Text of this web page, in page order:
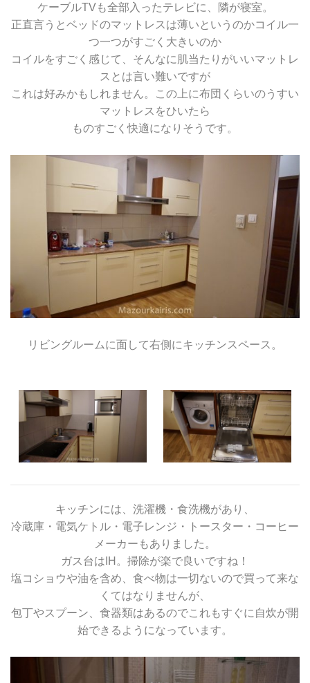
ケーブルTVも全部入ったテレビに、隣が寝室。
正直言うとベッドのマットレスは薄いというのかコイル一
つ一つがすごく大きいのか
コイルをすごく感じて、そんなに肌当たりがいいマットレ
スとは言い難いですが
これは好みかもしれません。この上に布団くらいのうすい
マットレスをひいたら
ものすごく快適になりそうです。
リビングルームに面して右側にキッチンスペース。
キッチンには、洗濯機・食洗機があり、
冷蔵庫・電気ケトル・電子レンジ・トースター・コーヒー
メーカーもありました。
ガス台はIH。掃除が楽で良いですね！
塩コショウや油を含め、食べ物は一切ないので買って来な
くてはなりませんが、
包丁やスプーン、食器類はあるのでこれもすぐに自炊が開
始できるようになっています。